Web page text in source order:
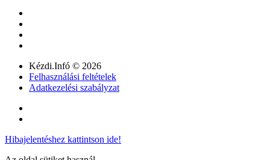
Kézdi.Infó © 2026
Felhasználási feltételek
Adatkezelési szabályzat
Hibajelentéshez kattintson ide!